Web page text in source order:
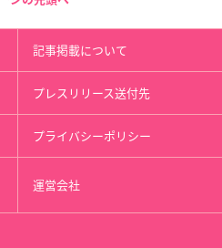
記事掲載について
プレスリリース送付先
プライバシーポリシー
運営会社